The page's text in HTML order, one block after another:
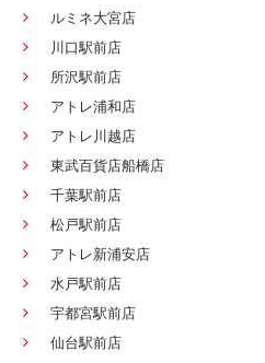
ルミネ大宮店
川口駅前店
所沢駅前店
アトレ浦和店
アトレ川越店
東武百貨店船橋店
千葉駅前店
松戸駅前店
アトレ新浦安店
水戸駅前店
宇都宮駅前店
仙台駅前店